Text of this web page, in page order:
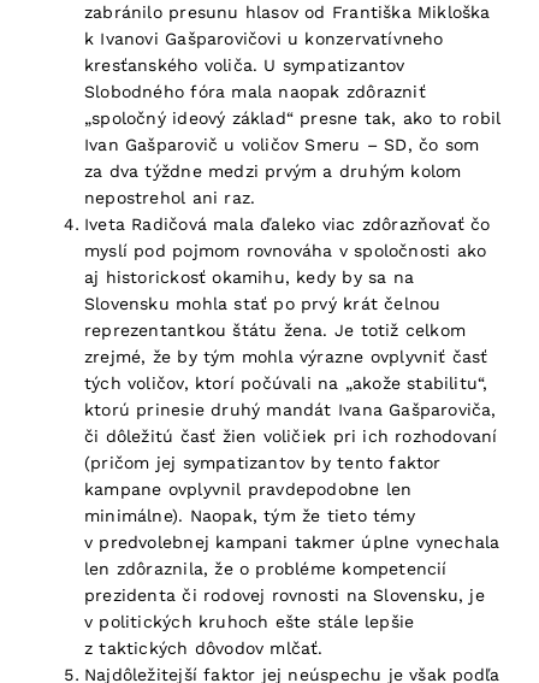
zabránilo presunu hlasov od Františka Mikloška
k Ivanovi Gašparovičovi u konzervatívneho
kresťanského voliča. U sympatizantov
Slobodného fóra mala naopak zdôrazniť
„spoločný ideový základ“ presne tak, ako to robil
Ivan Gašparovič u voličov Smeru – SD, čo som
za dva týždne medzi prvým a druhým kolom
nepostrehol ani raz.
Iveta Radičová mala ďaleko viac zdôrazňovať čo
myslí pod pojmom rovnováha v spoločnosti ako
aj historickosť okamihu, kedy by sa na
Slovensku mohla stať po prvý krát čelnou
reprezentantkou štátu žena. Je totiž celkom
zrejmé, že by tým mohla výrazne ovplyvniť časť
tých voličov, ktorí počúvali na „akože stabilitu“,
ktorú prinesie druhý mandát Ivana Gašparoviča,
či dôležitú časť žien voličiek pri ich rozhodovaní
(pričom jej sympatizantov by tento faktor
kampane ovplyvnil pravdepodobne len
minimálne). Naopak, tým že tieto témy
v predvolebnej kampani takmer úplne vynechala
len zdôraznila, že o probléme kompetencií
prezidenta či rodovej rovnosti na Slovensku, je
v politických kruhoch ešte stále lepšie
z taktických dôvodov mlčať.
Najdôležitejší faktor jej neúspechu je však podľa